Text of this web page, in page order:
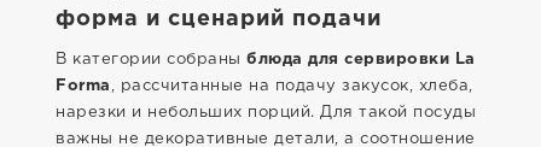
форма и сценарий подачи
В категории собраны блюда для сервировки La
Forma
, рассчитанные на подачу закусок, хлеба,
нарезки и небольших порций. Для такой посуды
важны не декоративные детали, а соотношение